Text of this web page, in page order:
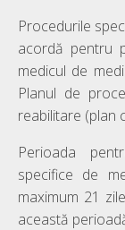
Procedurile
acordă pentru
medicul de
Planul de
reabilitare (plan
Perioada
specifice de
maximum 21
această